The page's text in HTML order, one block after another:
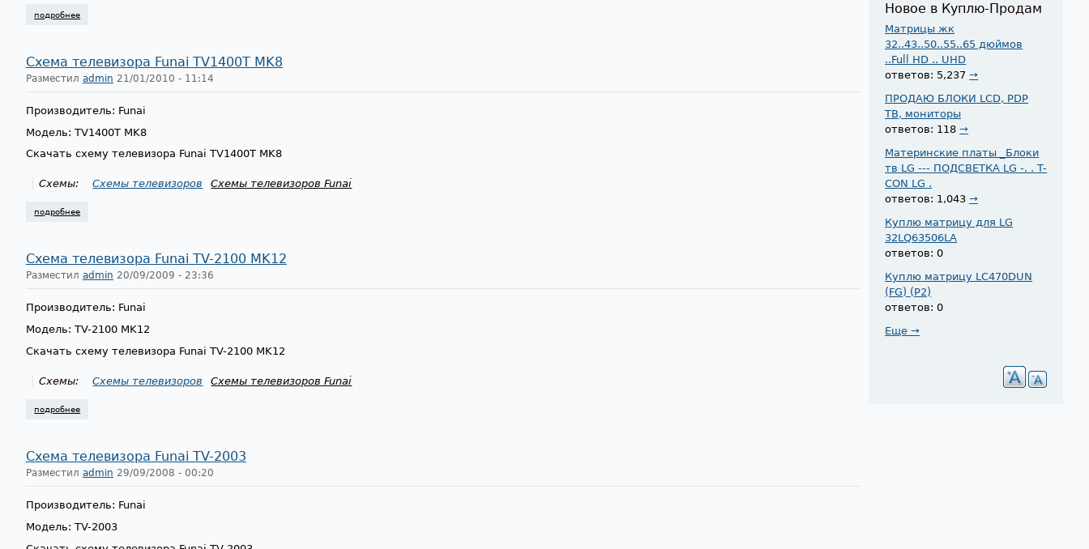
подробнее
Схема телевизора Funai TV1400T MK8
Разместил admin 21/01/2010 - 11:14
Производитель: Funai
Модель: TV1400T MK8
Скачать схему телевизора Funai TV1400T MK8
Схемы: Схемы телевизоров Схемы телевизоров Funai
подробнее
Схема телевизора Funai TV-2100 MK12
Разместил admin 20/09/2009 - 23:36
Производитель: Funai
Модель: TV-2100 MK12
Скачать схему телевизора Funai TV-2100 MK12
Схемы: Схемы телевизоров Схемы телевизоров Funai
подробнее
Схема телевизора Funai TV-2003
Разместил admin 29/09/2008 - 00:20
Производитель: Funai
Модель: TV-2003
Новое в Куплю-Продам
Матрицы жк
32..43..50..55..65 дюймов
..Full HD .. UHD
ответов: 5,237→
ПРОДАЮ БЛОКИ LCD, PDP
ТВ, мониторы
ответов: 118→
Материнские платы _Блоки
тв LG --- ПОДСВЕТКА LG -. . T-
CON LG .
ответов: 1,043→
Куплю матрицу для LG
32LQ63506LA
ответов: 0
Куплю матрицу LC470DUN
(FG) (P2)
ответов: 0
Еще →